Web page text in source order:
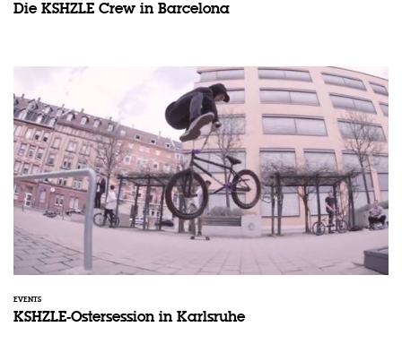
Die KSHZLE Crew in Barcelona
EVENTS
KSHZLE-Ostersession in Karlsruhe